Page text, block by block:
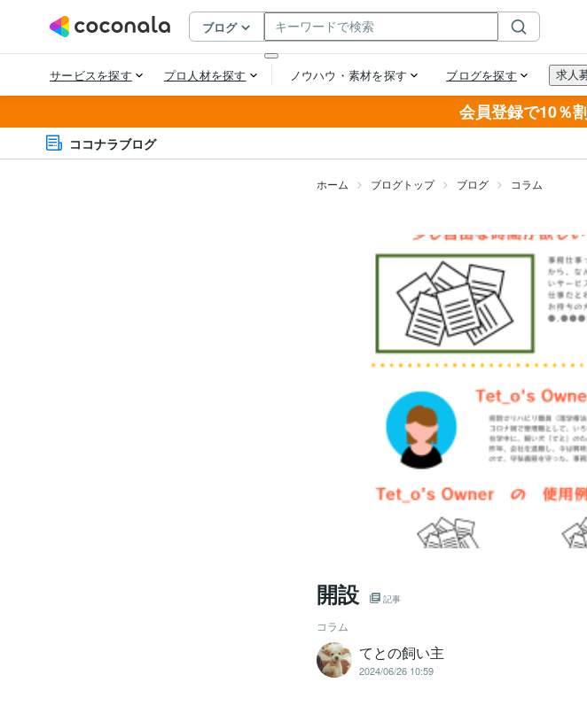
会員登録で10％
ココナラブログ
ホーム ブログトップ ブログ コラム
開設 記事
コラム
てとの飼い主
2024/06/26 10:59